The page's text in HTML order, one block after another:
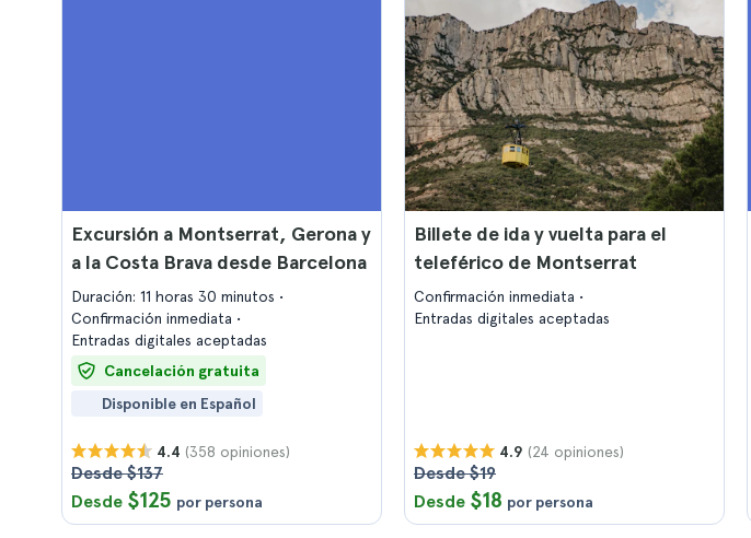
Excursión a Montserrat, Gerona y
a la Costa Brava desde Barcelona
Duración: 11 horas 30 minutos
Confirmación inmediata
Entradas digitales aceptadas
Cancelación gratuita
Disponible en Español
4.4 (358 opiniones)
Desde $137
Desde $125 por persona
Billete de ida y vuelta para el
teleférico de Montserrat
Confirmación inmediata
Entradas digitales aceptadas
4.9 (24 opiniones)
Desde $19
Desde $18 por persona